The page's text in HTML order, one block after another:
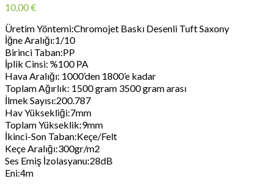
10,00€
Üretim Yöntemi:Chromojet Baskı Desenli Tuft Saxony
İğne Aralığı:1/10
Birinci Taban:PP
İplik Cinsi: %100 PA
Hava Aralığı: 1000’den 1800’e kadar
Toplam Ağırlık: 1500 gram 3500 gram arası
İlmek Sayısı:200.787
Hav Yüksekliği:7mm
Toplam Yükseklik:9mm
İkinci-Son Taban:Keçe/Felt
Keçe Aralığı:300gr/m2
Ses Emiş İzolasyanu:28dB
Eni:4m